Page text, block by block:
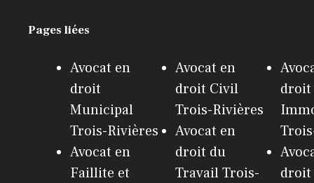
Pages liées
Avocat en
droit
Municipal
Trois-Rivières
Avocat en
Faillite et
Avocat en
droit Civil
Trois-Rivières
Avocat en
droit du
Travail Trois-
droit